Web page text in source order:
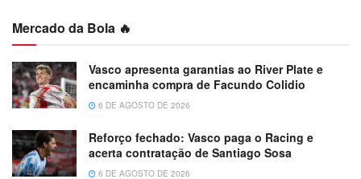
Mercado da Bola 🔥
Vasco apresenta garantias ao River Plate e
encaminha compra de Facundo Colidio
6 DE AGOSTO DE 2026
Reforço fechado: Vasco paga o Racing e
acerta contratação de Santiago Sosa
6 DE AGOSTO DE 2026